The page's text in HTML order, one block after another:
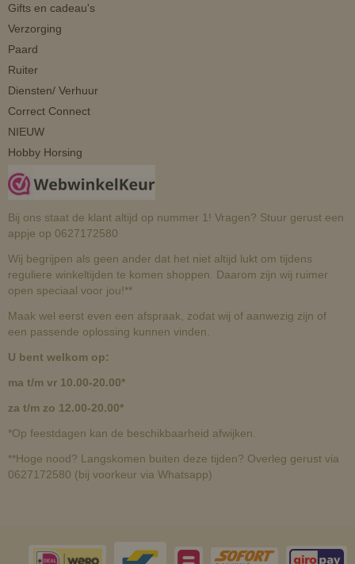
Gifts en cadeau's
Verzorging
Paard
Ruiter
Diensten/ Verhuur
Correct Connect
NIEUW
Hobby Horsing
Bij ons staat de klant altijd op nummer 1! Vragen? Stuur gerust een
appje op 0627172580
Wij begrijpen als geen ander dat het niet altijd lukt om tijdens
reguliere winkeltijden te komen shoppen. Daarom zijn wij ruimer
open speciaal voor jou!**
Maak wel eerst even een afspraak, zodat wij of aanwezig zijn of
een passende oplossing kunnen vinden.
U bent welkom op:
ma t/m vr 10.00-20.00*
za t/m zo 12.00-20.00*
*Op feestdagen kan de beschikbaarheid afwijken.
**Hoge nood? Langskomen buiten deze tijden? Overleg gerust via
0627172580 (bij voorkeur via Whatsapp)